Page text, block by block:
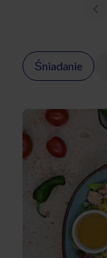
Śniadanie